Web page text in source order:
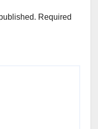
Required